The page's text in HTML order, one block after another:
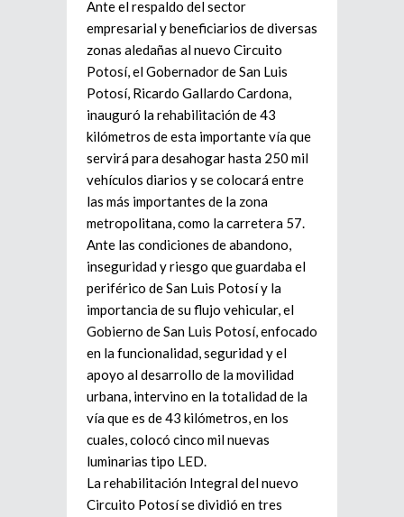
Ante el respaldo del sector
empresarial y beneficiarios de diversas
zonas aledañas al nuevo Circuito
Potosí, el Gobernador de San Luis
Potosí, Ricardo Gallardo Cardona,
inauguró la rehabilitación de 43
kilómetros de esta importante vía que
servirá para desahogar hasta 250 mil
vehículos diarios y se colocará entre
las más importantes de la zona
metropolitana, como la carretera 57.
Ante las condiciones de abandono,
inseguridad y riesgo que guardaba el
periférico de San Luis Potosí y la
importancia de su flujo vehicular, el
Gobierno de San Luis Potosí, enfocado
en la funcionalidad, seguridad y el
apoyo al desarrollo de la movilidad
urbana, intervino en la totalidad de la
vía que es de 43 kilómetros, en los
cuales, colocó cinco mil nuevas
luminarias tipo LED.
La rehabilitación Integral del nuevo
Circuito Potosí se dividió en tres